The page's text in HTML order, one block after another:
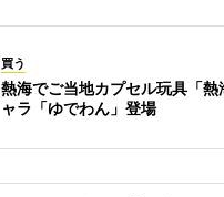
買う
熱海でご当地カプセル玩具「
ャラ「ゆでわん」登場